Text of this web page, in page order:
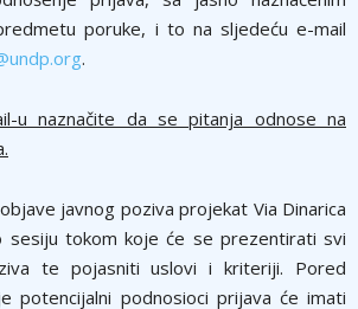
poruke, i to na sljedeću e-mail
.
u naznačite da se pitanja odnose na
javnog poziva projekat Via Dinarica
sesiju tokom koje će se prezentirati svi
te pojasniti uslovi i kriteriji. Pored
potencijalni podnosioci prijava će imati